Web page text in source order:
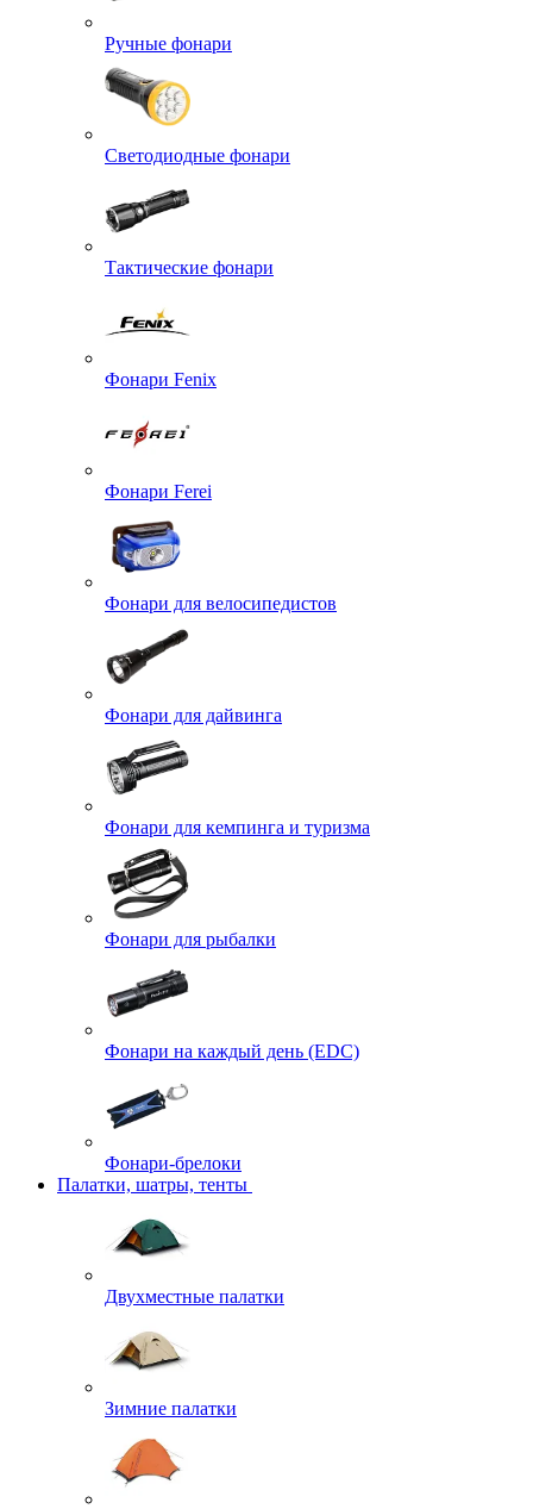
Ручные фонари
Светодиодные фонари
Тактические фонари
Фонари Fenix
Фонари Ferei
Фонари для велосипедистов
Фонари для дайвинга
Фонари для кемпинга и туризма
Фонари для рыбалки
Фонари на каждый день (EDC)
Фонари-брелоки
Палатки, шатры, тенты
Двухместные палатки
Зимние палатки